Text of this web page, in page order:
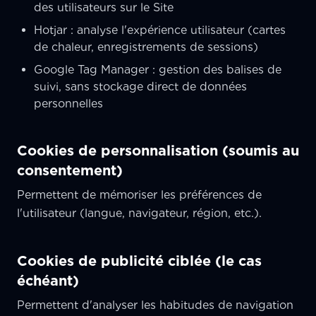
des utilisateurs sur le Site
Hotjar : analyse l'expérience utilisateur (cartes
de chaleur, enregistrements de sessions)
Google Tag Manager : gestion des balises de
suivi, sans stockage direct de données
personnelles
Cookies de personnalisation (soumis au
consentement)
Permettent de mémoriser les préférences de
l'utilisateur (langue, navigateur, région, etc.).
Cookies de publicité ciblée (le cas
échéant)
Permettent d'analyser les habitudes de navigation